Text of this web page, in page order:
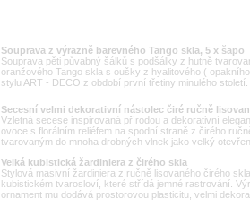
Souprava z výrazně barevného Tango skla, 5 x šapo
Souprava pěti půvabný šálků s podšálky z hutně
oranžového Tango skla s oušky z hyalitového (
stylu ART - DECO z období první třetiny minulého století.
Secesní velmi dekorativní nástolec čiré ručně
Vzletná secese inspirovaná přírodou a dekorativní
ovoce s florálním reliéfem na spodní straně z čirého
tvarovaným do mnoha drobných vlnek jako velký
Velká kubistická žardiniera z čirého skla
Stylová masivní žardiniera z ručně lisovaného čirého
kubistickém tvarosloví, které střídá jemné rastrování.
ornament mu dodává prostorovou plasticitu, velmi